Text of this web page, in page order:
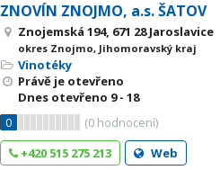
ZNOVÍN ZNOJMO, a.s. ŠATOV
Znojemská 194, 671 28 Jaroslavice
okres Znojmo, Jihomoravský kraj
Vinotéky
Právě je otevřeno
Dnes otevřeno 9 - 18
0
(0 hodnocení)
+420 515 275 213
Web